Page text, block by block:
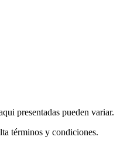
presentadas pueden variar.
términos y condiciones.